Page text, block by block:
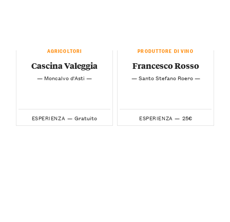
AGRICOLTORI
Cascina Valeggia
— Moncalvo d'Asti —
ESPERIENZA — Gratuito
PRODUTTORE DI VINO
Francesco Rosso
— Santo Stefano Roero —
ESPERIENZA — 25€